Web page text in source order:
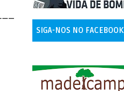
SIGA-NOS NO FACEBOOK